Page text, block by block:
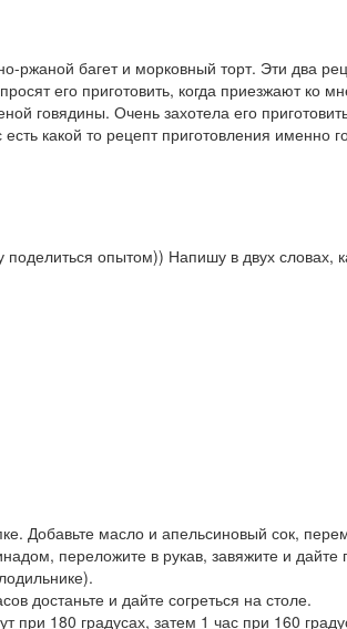
ржаной багет и морковный торт. Эти два
его приготовить, когда приезжают ко
говядины. Очень захотела его
какой то рецепт приготовления именно
опытом)) Напишу в двух словах,
Добавьте масло и апельсиновый сок,
переложите в рукав, завяжите и дайте
достаньте и дайте согреться на столе.
при 180 градусах, затем 1 час при 160